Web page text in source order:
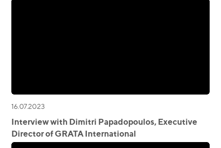
16.07.2023
Interview with Dimitri Papadopoulos, Executive
Director of GRATA International